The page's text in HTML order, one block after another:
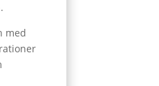
med